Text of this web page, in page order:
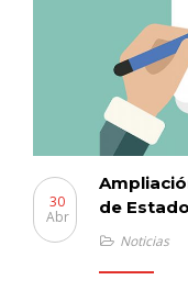
de
30
Abr
Noticias